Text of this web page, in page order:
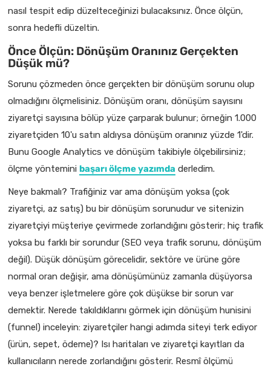
nasıl tespit edip düzelteceğinizi bulacaksınız. Önce ölçün,
sonra hedefli düzeltin.
Önce Ölçün: Dönüşüm Oranınız Gerçekten
Düşük mü?
Sorunu çözmeden önce gerçekten bir dönüşüm sorunu olup
olmadığını ölçmelisiniz. Dönüşüm oranı, dönüşüm sayısını
ziyaretçi sayısına bölüp yüze çarparak bulunur; örneğin 1.000
ziyaretçiden 10'u satın aldıysa dönüşüm oranınız yüzde 1'dir.
Bunu Google Analytics ve dönüşüm takibiyle ölçebilirsiniz;
ölçme yöntemini başarı ölçme yazımda derledim.
Neye bakmalı? Trafiğiniz var ama dönüşüm yoksa (çok
ziyaretçi, az satış) bu bir dönüşüm sorunudur ve sitenizin
ziyaretçiyi müşteriye çevirmede zorlandığını gösterir; hiç trafik
yoksa bu farklı bir sorundur (SEO veya trafik sorunu, dönüşüm
değil). Düşük dönüşüm görecelidir, sektöre ve ürüne göre
normal oran değişir, ama dönüşümünüz zamanla düşüyorsa
veya benzer işletmelere göre çok düşükse bir sorun var
demektir. Nerede takıldıklarını görmek için dönüşüm hunisini
(funnel) inceleyin: ziyaretçiler hangi adımda siteyi terk ediyor
(ürün, sepet, ödeme)? Isı haritaları ve ziyaretçi kayıtları da
kullanıcıların nerede zorlandığını gösterir. Resmî ölçümü